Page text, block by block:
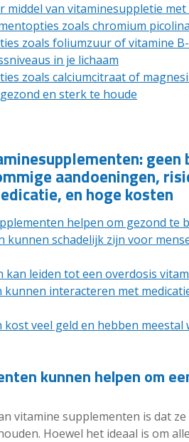
middel van vitaminesuppletie met
zoals chromium
zoals foliumzuur of vitamine
in je lichaam
zoals calciumcitraat of
en sterk te houde
aandoeningen,
en hoge kosten
helpen om gezond te
kunnen schadelijk zijn voor
leiden tot een overdosis
interacteren met
veel geld en hebben
kunnen helpen om
vitamine supplementen is dat
Hoewel het ideaal is om